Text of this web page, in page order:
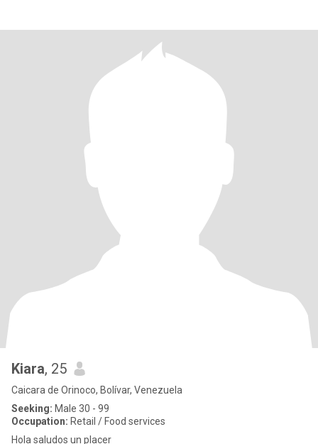
Kiara, 25
Caicara de Orinoco, Bolívar, Venezuela
Seeking: Male 30 - 99
Occupation: Retail / Food services
Hola saludos un placer